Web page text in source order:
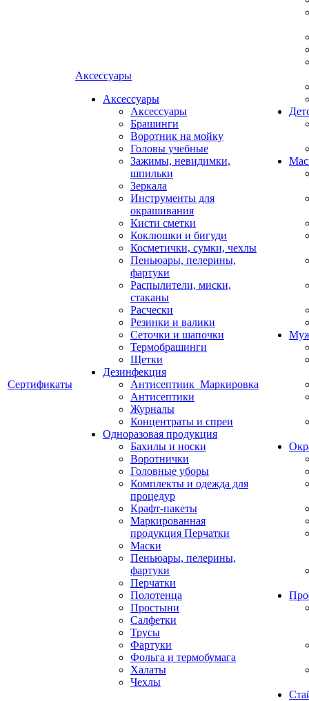
Сертификаты
Аксессуары
Аксессуары
Аксессуары
Брашинги
Воротник на мойку
Головы учебные
Зажимы, невидимки,
шпильки
Зеркала
Инструменты для
окрашивания
Кисти сметки
Коклюшки и бигуди
Косметички, сумки, чехлы
Пеньюары, пелерины,
фартуки
Распылители, миски,
стаканы
Расчески
Резинки и валики
Сеточки и шапочки
Термобрашинги
Щетки
Дезинфекция
Антисептиик_Маркировка
Антисептики
Журналы
Концентраты и спреи
Одноразовая продукция
Бахилы и носки
Воротнички
Головные уборы
Комплекты и одежда для
процедур
Крафт-пакеты
Маркированная
продукция Перчатки
Маски
Пеньюары, пелерины,
фартуки
Перчатки
Полотенца
Простыни
Салфетки
Трусы
Фартуки
Фольга и термобумага
Халаты
Чехлы